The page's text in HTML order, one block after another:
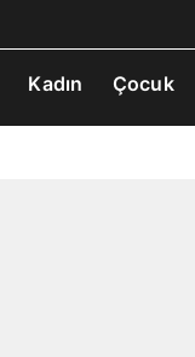
Kadın Çocuk